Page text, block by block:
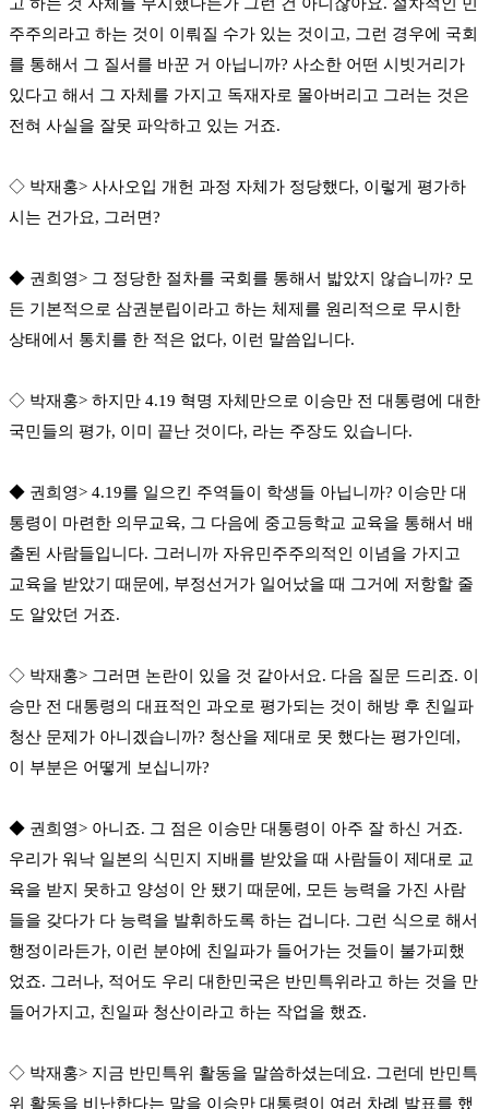
고 하는 것 자체를 무시했다든가 그런 건 아니잖아요. 절차적인 민
주주의라고 하는 것이 이뤄질 수가 있는 것이고, 그런 경우에 국회
를 통해서 그 질서를 바꾼 거 아닙니까? 사소한 어떤 시빗거리가
있다고 해서 그 자체를 가지고 독재자로 몰아버리고 그러는 것은
전혀 사실을 잘못 파악하고 있는 거죠.
◇ 박재홍> 사사오입 개헌 과정 자체가 정당했다, 이렇게 평가하
시는 건가요, 그러면?
◆ 권희영> 그 정당한 절차를 국회를 통해서 밟았지 않습니까? 모
든 기본적으로 삼권분립이라고 하는 체제를 원리적으로 무시한
상태에서 통치를 한 적은 없다, 이런 말씀입니다.
◇ 박재홍> 하지만 4.19 혁명 자체만으로 이승만 전 대통령에 대한
국민들의 평가, 이미 끝난 것이다, 라는 주장도 있습니다.
◆ 권희영> 4.19를 일으킨 주역들이 학생들 아닙니까? 이승만 대
통령이 마련한 의무교육, 그 다음에 중고등학교 교육을 통해서 배
출된 사람들입니다. 그러니까 자유민주주의적인 이념을 가지고
교육을 받았기 때문에, 부정선거가 일어났을 때 그거에 저항할 줄
도 알았던 거죠.
◇ 박재홍> 그러면 논란이 있을 것 같아서요. 다음 질문 드리죠. 이
승만 전 대통령의 대표적인 과오로 평가되는 것이 해방 후 친일파
청산 문제가 아니겠습니까? 청산을 제대로 못 했다는 평가인데,
이 부분은 어떻게 보십니까?
◆ 권희영> 아니죠. 그 점은 이승만 대통령이 아주 잘 하신 거죠.
우리가 워낙 일본의 식민지 지배를 받았을 때 사람들이 제대로 교
육을 받지 못하고 양성이 안 됐기 때문에, 모든 능력을 가진 사람
들을 갖다가 다 능력을 발휘하도록 하는 겁니다. 그런 식으로 해서
행정이라든가, 이런 분야에 친일파가 들어가는 것들이 불가피했
었죠. 그러나, 적어도 우리 대한민국은 반민특위라고 하는 것을 만
들어가지고, 친일파 청산이라고 하는 작업을 했죠.
◇ 박재홍> 지금 반민특위 활동을 말씀하셨는데요. 그런데 반민특
위 활동을 비난한다는 말을 이승만 대통령이 여러 차례 발표를 했